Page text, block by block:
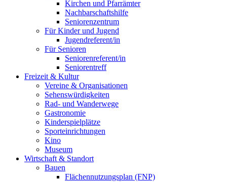
Kirchen und Pfarrämter
Nachbarschaftshilfe
Seniorenzentrum
Für Kinder und Jugend
Jugendreferent/in
Für Senioren
Seniorenreferent/in
Seniorentreff
Freizeit & Kultur
Vereine & Organisationen
Sehenswürdigkeiten
Rad- und Wanderwege
Gastronomie
Kinderspielplätze
Sporteinrichtungen
Kino
Museum
Wirtschaft & Standort
Bauen
Flächennutzungsplan (FNP)